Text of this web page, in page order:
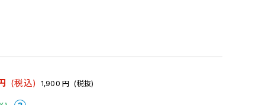
(税込) 1,900 円 (税抜)